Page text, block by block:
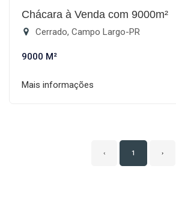
Chácara à Venda com 9000m²
Cerrado, Campo Largo-PR
9000 M²
Mais informações
‹ 1 ›